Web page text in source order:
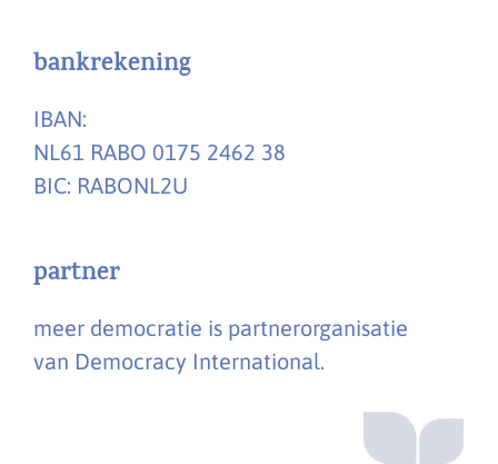
bankrekening
IBAN:
NL61 RABO 0175 2462 38
BIC: RABONL2U
partner
meer democratie is partnerorganisatie
van Democracy International.